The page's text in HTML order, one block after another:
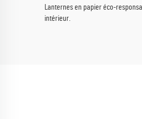
Lanternes en papier éco-
intérieur.